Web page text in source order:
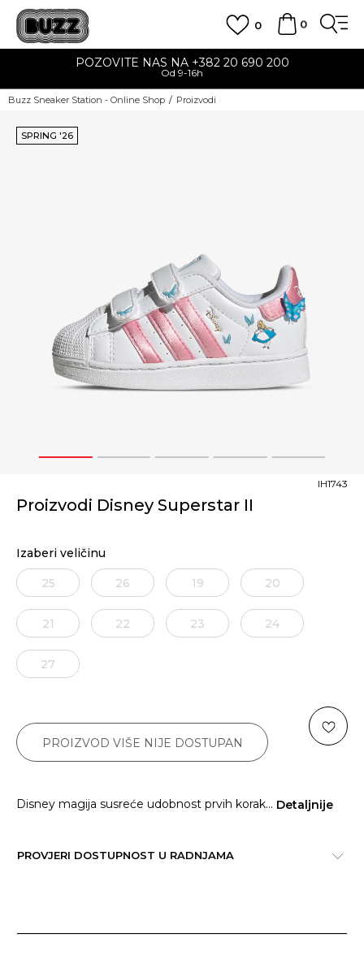
0
0
POZOVITE NAS NA +382 20 690 200
Od 9-16h
Buzz Sneaker Station - Online Shop Proizvodi
1 2 3 4 5
SPRING '26
Proizvodi Disney Superstar II
IH1743
Izaberi veličinu
25 26 19 20
21 22 23 24
27
PROIZVOD VIŠE NIJE DOSTUPAN
Disney magija susreće udobnost prvih korak... Detaljnije
PROVJERI DOSTUPNOST U RADNJAMA